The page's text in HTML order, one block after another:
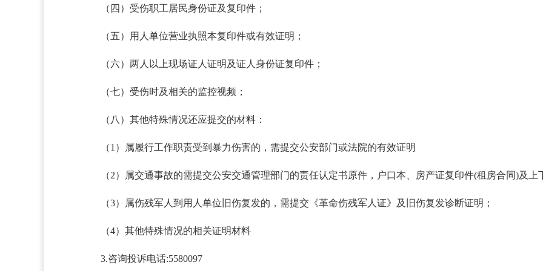
（四）受伤职工居民身份证及复印件；
（五）用人单位营业执照本复印件或有效证明；
（六）两人以上现场证人证明及证人身份证复印件；
（七）受伤时及相关的监控视频；
（八）其他特殊情况还应提交的材料：
（1）属履行工作职责受到暴力伤害的，需提交公安部门或法院的有效证明
（2）属交通事故的需提交公安交通管理部门的责任认定书原件，户口本、房产证复印件(租房合同)及上
（3）属伤残军人到用人单位旧伤复发的，需提交《革命伤残军人证》及旧伤复发诊断证明；
（4）其他特殊情况的相关证明材料
3.咨询投诉电话:5580097